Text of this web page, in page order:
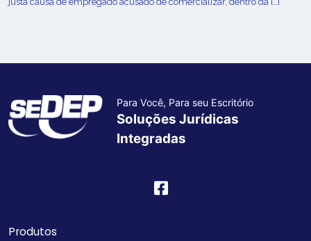
Para Você, Para seu Escritório
Soluções Jurídicas
Integradas
Produtos